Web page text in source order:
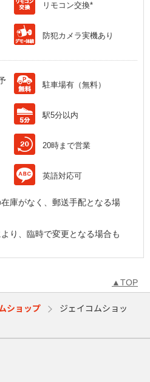
リモコン交換*
防犯カメラ実機あり
駐車場有（無料）
駅5分以内
20時まで営業
英語対応可
庫がなく、郵送手配となる場
り、臨時で変更となる場合も
▲TOP
ショップ
ジェイコムショッ